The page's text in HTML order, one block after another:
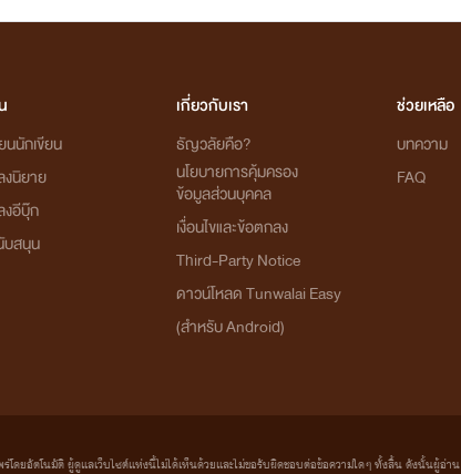
นนักเขียน
นิยาย
อีบุ๊ก
บสนุน
เกี่ยวกับเรา
ธัญวลัยคือ?
นโยบายการคุ้มครอง
ข้อมูลส่วนบุคคล
เงื่อนไขและข้อตกลง
Third-Party Notice
ดาวน์โหลด Tunwalai Easy
(สำหรับ Android)
ช่วยเหลือ
บทความ
FAQ
โดยอัตโนมัติ ผู้ดูแลเว็บไซต์แห่งนี้ไม่ได้เห็นด้วยและไม่ขอรับผิดชอบต่อข้อความใดๆ ทั้งสิ้น ดังนั้นผู้อ่าน